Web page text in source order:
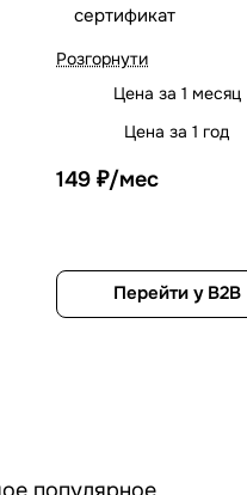
сертификат
Розгорнути
Цена за 1 месяц
Цена за 1 год
149 ₽/мес
Перейти у B2B